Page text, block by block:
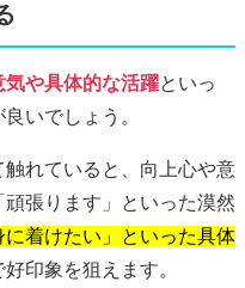
気や具体的な活躍といっ
いでしょう。
触れていると、向上心や意
張ります」といった漠然
に着けたい」といった具体
好印象を狙えます。